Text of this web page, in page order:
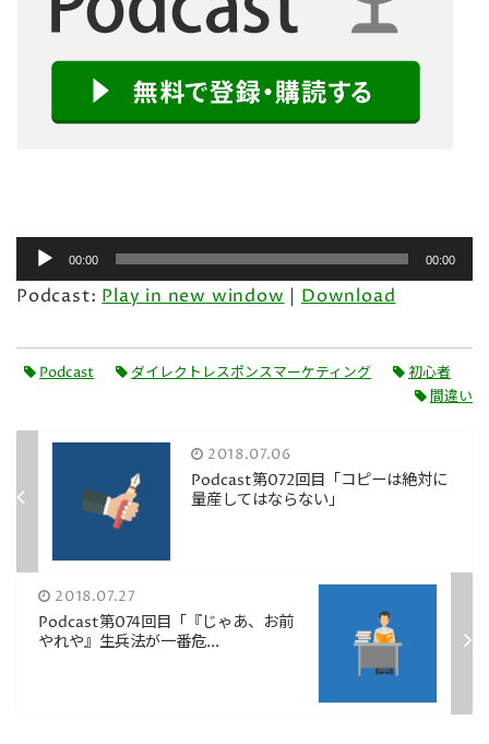
声
プ
ー
00:00 00:00
Podcast: Play in new window | Download
Podcast ダイレクトレスポンスマーケティング
初心者
間違い
2018.07.06
Podcast第072回目「コピーは絶対に
量産してはならない」
2018.07.27
Podcast第074回目「『じゃあ、お前
やれや』生兵法が一番危...